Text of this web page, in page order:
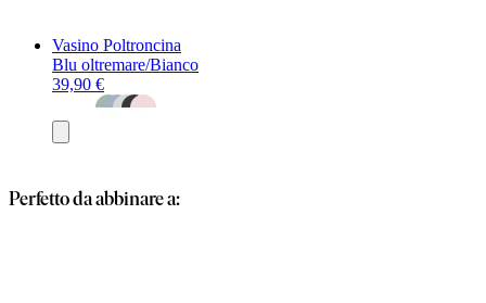
Vasino Poltroncina
Blu oltremare/Bianco
39,90 €
al
Perfetto da abbinare a: